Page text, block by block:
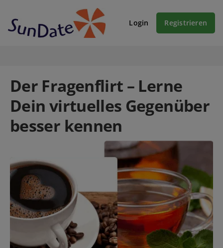
Login Registrieren
Der Fragenflirt – Lerne
Dein virtuelles Gegenüber
besser kennen